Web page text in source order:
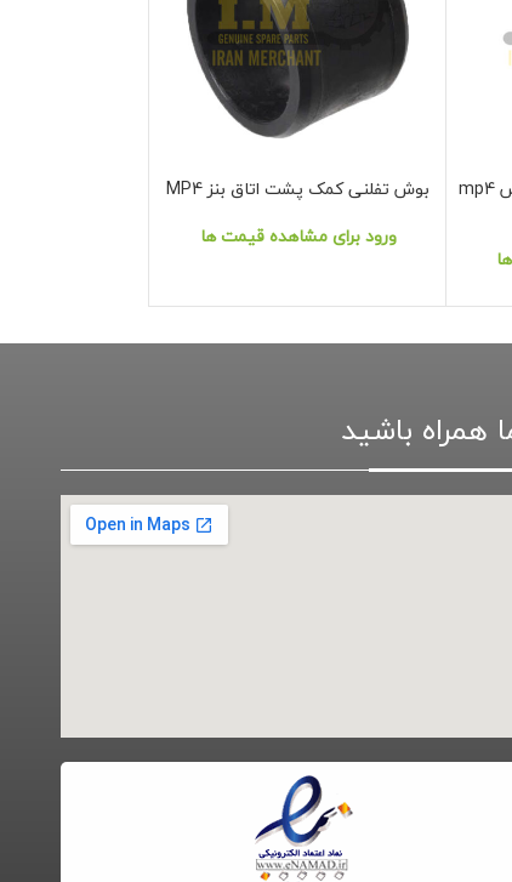
کمک فنر عقب کابین بنز اکتروس mp4 نمایش محصول
بوش تفلنی کمک پشت اتاق بنز MP4
ورود برای مشاهده قیمت ها
همراه باشید